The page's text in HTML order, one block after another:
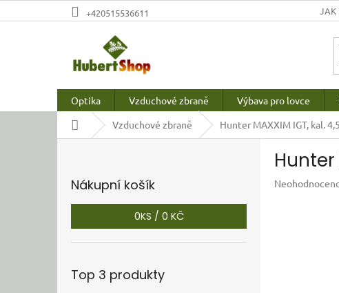
na
+420515536611 JAK
Optika Vzduchové zbraně Výbava pro lovce
Domů Vzduchové zbraně Hunter MAXXIM IGT, kal. 4,5
Nákupní košík
0KS / 0 KČ
Top 3 produkty
Hunter
Průměrné